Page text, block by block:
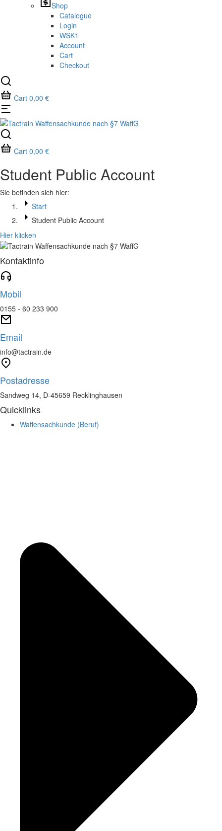
Shop
Catalogue
Login
WSK1
Account
Cart
Checkout
Cart 0,00 €
Cart 0,00 €
Student Public Account
Sie befinden sich hier:
Start
Student Public Account
Hier klicken
Kontaktinfo
Mobil
0155 - 60 233 900
Email
info@tactrain.de
Postadresse
Sandweg 14, D-45659 Recklinghausen
Quicklinks
Waffensachkunde (Beruf)